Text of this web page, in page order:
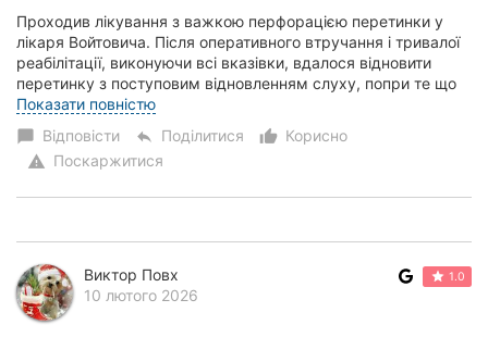
Проходив лікування з важкою перфорацією перетинки у
лікаря Войтовича. Після оперативного втручання і тривалої
реабілітації, виконуючи всі вказівки, вдалося відновити
перетинку з поступовим відновленням слуху, попри те що
масштаби травми були в рази б...
Показати повністю
chat_bubble Відповісти reply Поділитися thumb_up_alt
Корисно
warning Поскаржитися
Виктор Повх
10 лютого 2026
1.0